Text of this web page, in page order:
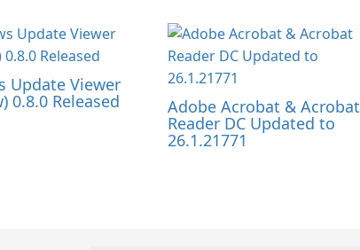
Update Viewer
0.8.0 Released Adobe Acrobat & Acrobat
Reader DC Updated to
26.1.21771